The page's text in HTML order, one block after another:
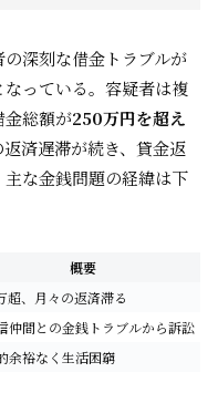
深刻な借金トラブルが
っている。容疑者は複
金総額が250万円を超え
済遅滞が続き、貸金返
な金銭問題の経緯は下
概要
超、月々の返済滞る
仲間との金銭トラブルから訴訟
余裕なく生活困窮